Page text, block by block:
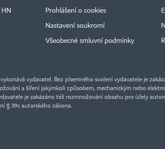
HN Prohlášení o cookies
Nastavení soukromí
Všeobecné smluvní podmínky
vydavatel. Bez písemného svolení vydavatele je
a šíření jakýmkoli způsobem, mechanickým nebo
je zakázáno též rozmnožování obsahu pro účely
§ 39c autorského zákona.